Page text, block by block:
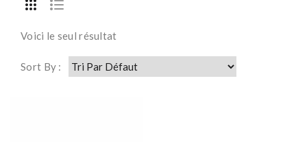
Voici le seul résultat
Sort By :